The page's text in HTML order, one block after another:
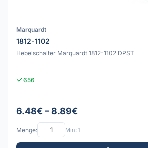
Marquardt
1812-1102
Hebelschalter Marquardt 1812-1102 DPST
656
6.48€ – 8.89€
Menge: Min: 1